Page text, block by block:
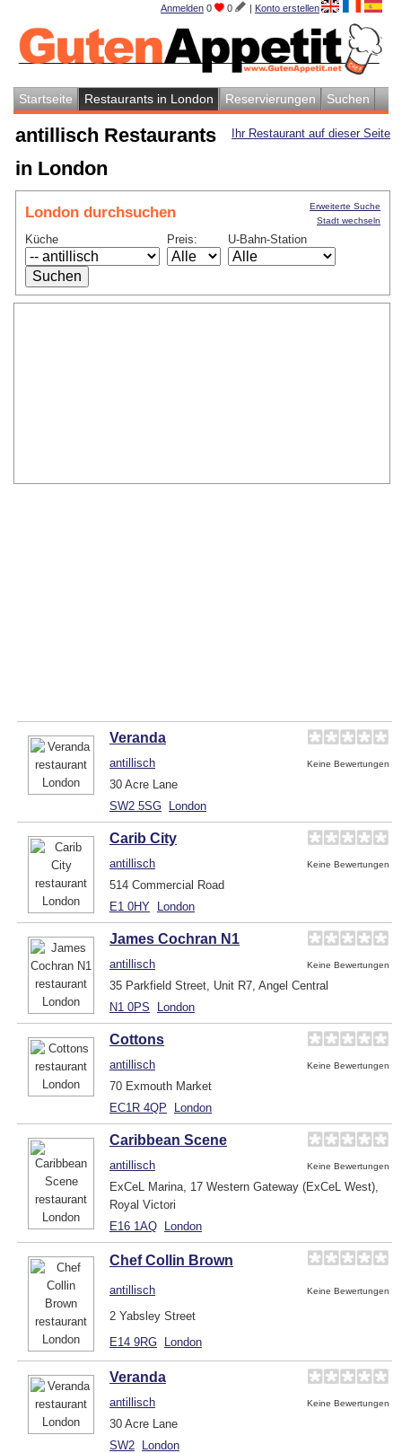
Anmelden 0 0 | Konto erstellen
Startseite Restaurants in London Reservierungen Suchen
Ihr Restaurant auf dieser Seite
antillisch Restaurants
in London
London durchsuchen
Küche Preis: U-Bahn-Station
Erweiterte Suche
Stadt wechseln
Veranda
antillisch Keine Bewertungen
30 Acre Lane
SW2 5SG London
Carib City
antillisch Keine Bewertungen
514 Commercial Road
E1 0HY London
James Cochran N1
antillisch Keine Bewertungen
35 Parkfield Street, Unit R7, Angel Central
N1 0PS
London
Cottons
antillisch Keine Bewertungen
70 Exmouth Market
EC1R 4QP
London
Caribbean Scene
antillisch Keine Bewertungen
ExCeL Marina, 17 Western Gateway (ExCeL West),
Royal Victori
E16 1AQ London
Chef Collin Brown
antillisch Keine Bewertungen
2 Yabsley Street
E14 9RG London
Veranda
antillisch Keine Bewertungen
30 Acre Lane
SW2 London